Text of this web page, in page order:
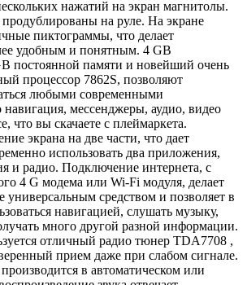
нажатий на экран магнитолы.
на руле. На экране
пиктограммы, что делает
удобным и понятным. 4 GB
постоянной памяти и новейший очень
процессор 7862S, позволяют
любыми современными
мессенджеры, аудио, видео
что вы скачаете с плеймаркета.
экрана на две части, что дает
использовать два приложения,
и радио. Подключение интернета, с
4 G модема или Wi-Fi модуля, делает
универсальным средством и позволяет в
навигацией, слушать музыку,
много другой разной информации.
отличный радио тюнер TDA7708 ,
прием даже при слабом сигнале.
в автоматическом или